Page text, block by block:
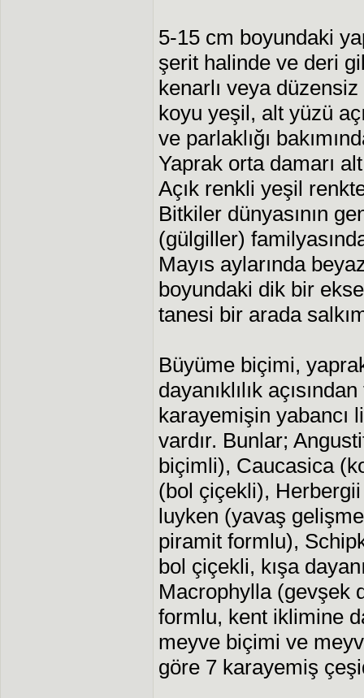
5-15 cm boyundaki
şerit halinde ve deri
kenarlı veya
koyu yeşil, alt yüzü
ve parlaklığı
Yaprak orta damarı
Açık renkli yeşil
Bitkiler dünyasının
(gülgiller)
Mayıs aylarında
boyundaki dik bir
tanesi bir arada
Büyüme biçimi,
dayanıklılık
karayemişin yabancı
vardır. Bunlar;
biçimli), Caucasica
(bol çiçekli),
luyken (yavaş
piramit formlu),
bol çiçekli, kışa
Macrophylla (gevşek
formlu, kent iklimine
meyve biçimi ve
göre 7 karayemiş